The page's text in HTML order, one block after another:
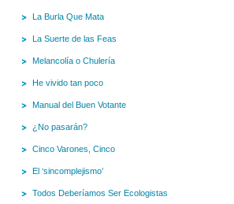
La Burla Que Mata
La Suerte de las Feas
Melancolía o Chulería
He vivido tan poco
Manual del Buen Votante
¿No pasarán?
Cinco Varones, Cinco
El ‘sincomplejismo’
Todos Deberíamos Ser Ecologistas